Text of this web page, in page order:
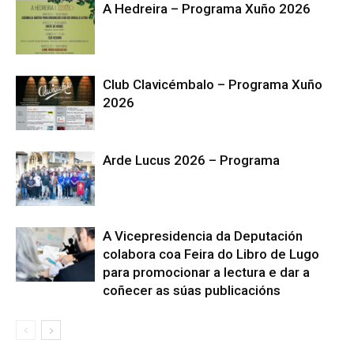
A Hedreira – Programa Xuño 2026
Club Clavicémbalo – Programa Xuño
2026
Arde Lucus 2026 – Programa
A Vicepresidencia da Deputación
colabora coa Feira do Libro de Lugo
para promocionar a lectura e dar a
coñecer as súas publicacións